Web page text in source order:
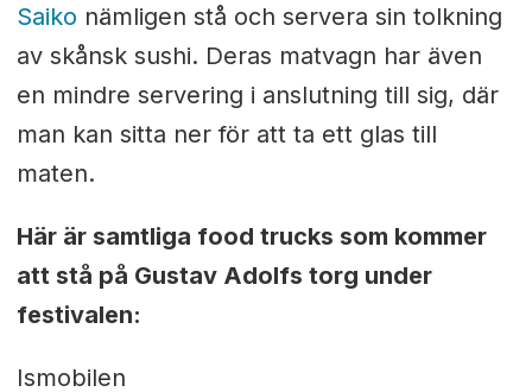
Saiko nämligen stå och servera sin tolkning
av skånsk sushi. Deras matvagn har även
en mindre servering i anslutning till sig, där
man kan sitta ner för att ta ett glas till
maten.
Här är samtliga food trucks som kommer
att stå på Gustav Adolfs torg under
festivalen:
Ismobilen